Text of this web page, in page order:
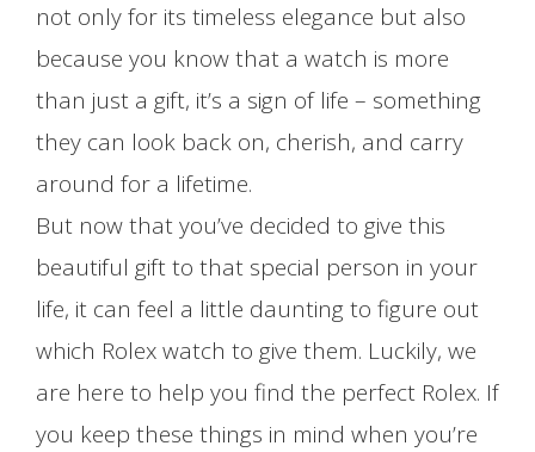
not only for its timeless elegance but also
because you know that a watch is more
than just a gift, it’s a sign of life – something
they can look back on, cherish, and carry
around for a lifetime.
But now that you’ve decided to give this
beautiful gift to that special person in your
life, it can feel a little daunting to figure out
which Rolex watch to give them. Luckily, we
are here to help you find the perfect Rolex. If
you keep these things in mind when you’re